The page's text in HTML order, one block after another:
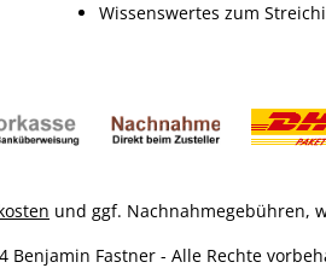
Wissenswertes zum
und ggf. Nachnahmegebühren,
Benjamin Fastner - Alle Rechte